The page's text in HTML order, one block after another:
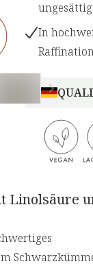
In
Linolsäure